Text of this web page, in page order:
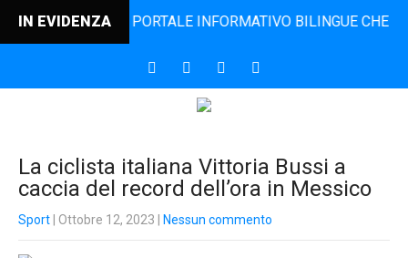
IN EVIDENZAIL PORTALE INFORMATIVO BILINGUE CHE DAL
La ciclista italiana Vittoria Bussi a
caccia del record dell’ora in Messico
Sport | Ottobre 12, 2023 Nessun commento